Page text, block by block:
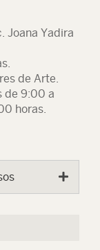
Joana Yadira
de Arte.
de 9:00 a
horas.